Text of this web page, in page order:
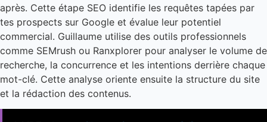
après. Cette étape SEO identifie les requêtes tapées par
tes prospects sur Google et évalue leur potentiel
commercial. Guillaume utilise des outils professionnels
comme SEMrush ou Ranxplorer pour analyser le volume de
recherche, la concurrence et les intentions derrière chaque
mot-clé. Cette analyse oriente ensuite la structure du site
et la rédaction des contenus.